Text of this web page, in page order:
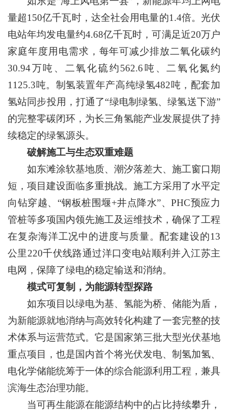
量超150亿千瓦时，达全社会用电量的1.4倍。光伏
电站年均发电量约4.68亿千瓦时，可满足近20万户
家庭年度用电需求，每年可减少排放二氧化碳约
30.94万吨、二氧化硫约562.6吨、二氧化氮约
1125.3吨。制氢装置年产高纯绿氢482吨，配套加
氢站同步投用，打通了“绿电制绿氢、绿氢送下游”
的完整零碳闭环，为长三角氢能产业发展提供了持
续稳定的绿氢源头。
破解施工与生态双重难题
如东滩涂软基地质、潮汐落差大、施工窗口期
短，项目建设面临多重挑战。施工方采用了水平定
向钻穿越、“钢板桩围堰+井点降水”、PHC预应力
管桩等多项国内领先施工及运维技术，确保了工程
在复杂海洋工况中的进度与质量。配套建设的13
公里220千伏线路通过洋口变电站顺利并入江苏主
电网，保障了绿电的稳定输送和消纳。
模式可复制，为能源转型探路
如东项目以绿电为基、氢能为桥、储能为盾，
为新能源就地消纳与高效转化构建了一套完整的技
术体系与运营范式。它是国家第三批大型光伏基地
重点项目，也是国内首个将光伏发电、制氢加氢、
电化学储能统筹于一体的综合能源利用工程，兼具
滨海生态治理功能。
当可再生能源在能源结构中的占比持续攀升，